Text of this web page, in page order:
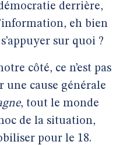
derrière,
eh bien
sur quoi ?
côté, ce n’est pas
une cause générale
, tout le monde
de la situation,
pour le 18.